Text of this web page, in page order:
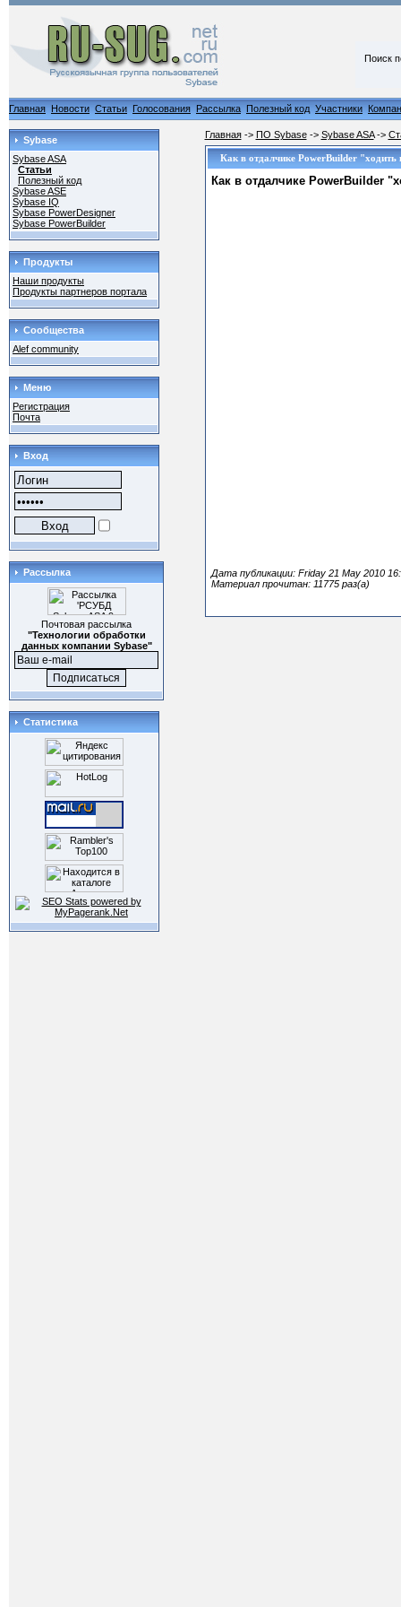
Поиск
Главная Новости Статьи Голосования Рассылка Полезный код Участники
Sybase
Sybase ASA
Статьи
Полезный код
Sybase ASE
Sybase IQ
Sybase PowerDesigner
Sybase PowerBuilder
Продукты
Наши продукты
Продукты партнеров портала
Сообщества
Alef community
Меню
Регистрация
Почта
Вход
Рассылка
Почтовая рассылка
"Технологии обработки
данных компании Sybase"
Статистика
Главная-> ПО Sybase-> Sybase ASA->
Как в отдалчике PowerBuilder "ходить
Как в отдалчике PowerBuilder
Дата публикации: Friday 21 May 2010
Материал прочитан: 11775 раз(а)